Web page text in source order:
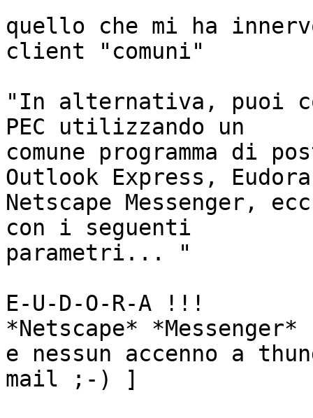
quello che mi ha
client "comuni"
"In alternativa, puoi
PEC utilizzando un
comune programma di
Outlook Express,
Netscape Messenger,
con i seguenti
parametri... "
E-U-D-O-R-A !!!
*Netscape* *Messenger*
e nessun accenno a
mail ;-) ]